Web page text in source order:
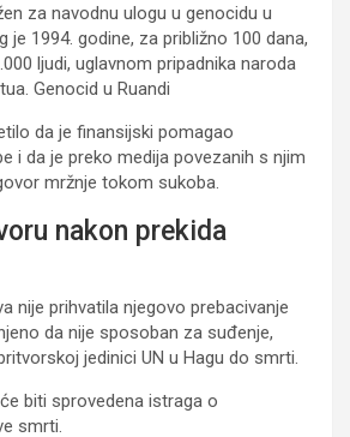
za navodnu ulogu u genocidu u
je 1994. godine, za približno 100 dana,
ljudi, uglavnom pripadnika naroda
Genocid u Ruandi
da je finansijski pomagao
i da je preko medija povezanih s njim
mržnje tokom sukoba.
nakon prekida
nije prihvatila njegovo prebacivanje
da nije sposoban za suđenje,
jedinici UN u Hagu do smrti.
biti sprovedena istraga o
smrti.